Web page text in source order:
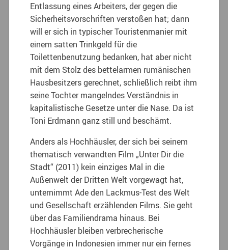
Entlassung eines Arbeiters, der gegen die
Sicherheitsvorschriften verstoßen hat; dann
will er sich in typischer Touristenmanier mit
einem satten Trinkgeld für die
Toilettenbenutzung bedanken, hat aber nicht
mit dem Stolz des bettelarmen rumänischen
Hausbesitzers gerechnet, schließlich reibt ihm
seine Tochter mangelndes Verständnis in
kapitalistische Gesetze unter die Nase. Da ist
Toni Erdmann ganz still und beschämt.
Anders als Hochhäusler, der sich bei seinem
thematisch verwandten Film „Unter Dir die
Stadt“ (2011) kein einziges Mal in die
Außenwelt der Dritten Welt vorgewagt hat,
unternimmt Ade den Lackmus-Test des Welt
und Gesellschaft erzählenden Films. Sie geht
über das Familiendrama hinaus. Bei
Hochhäusler bleiben verbrecherische
Vorgänge in Indonesien immer nur ein fernes